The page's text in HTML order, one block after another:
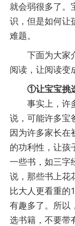
就会弱很多了。
识，但是如何让
难题。
下面为大家介
阅读，让阅读变
①让宝宝挑
事实上，许多
说，可能许多宝
因为许多家长在
的功利性，让孩
一些书，如三字
说，那些书上花
比大人更看重的
有趣多了。所以
选书籍，不要带